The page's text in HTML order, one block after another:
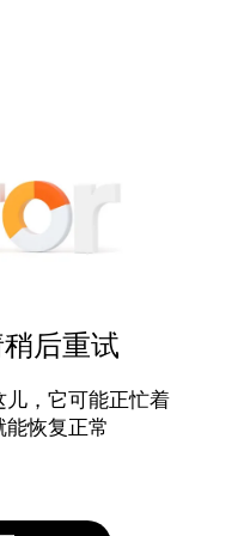
后重试
，它可能正忙着
能恢复正常